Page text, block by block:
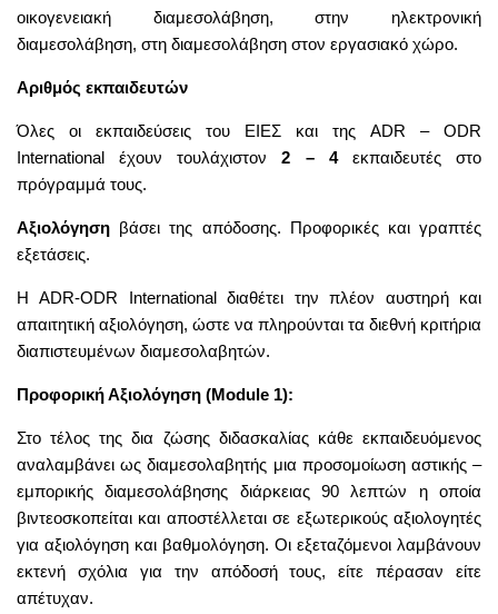
οικογενειακή διαμεσολάβηση, στην ηλεκτρονική
διαμεσολάβηση, στη διαμεσολάβηση στον εργασιακό χώρο.
Αριθμός εκπαιδευτών
Όλες οι εκπαιδεύσεις του ΕΙΕΣ και της ADR – ODR
International έχουν τουλάχιστον2 – 4 εκπαιδευτές στο
πρόγραμμά τους.
Αξιολόγηση βάσει της απόδοσης. Προφορικές και γραπτές
εξετάσεις.
Η ADR-ODR International διαθέτει την πλέον αυστηρή και
απαιτητική αξιολόγηση, ώστε να πληρούνται τα διεθνή κριτήρια
διαπιστευμένων διαμεσολαβητών.
Προφορική Αξιολόγηση (Module 1):
Στο τέλος της δια ζώσης διδασκαλίας κάθε εκπαιδευόμενος
αναλαμβάνει ως διαμεσολαβητής μια προσομοίωση αστικής –
εμπορικής διαμεσολάβησης διάρκειας 90 λεπτών η οποία
βιντεοσκοπείται και αποστέλλεται σε εξωτερικούς αξιολογητές
για αξιολόγηση και βαθμολόγηση. Οι εξεταζόμενοι λαμβάνουν
εκτενή σχόλια για την απόδοσή τους, είτε πέρασαν είτε
απέτυχαν.